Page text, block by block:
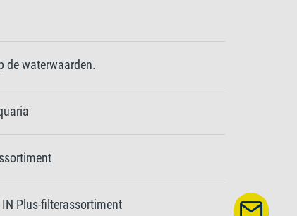
de waterwaarden.
Plus-filterassortiment